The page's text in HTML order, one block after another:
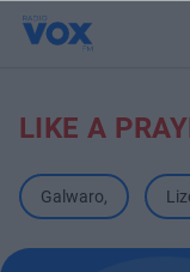
LIKE A
Galwaro,